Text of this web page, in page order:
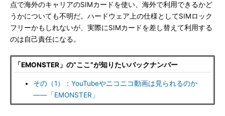
点で海外のキャリアのSIMカードを使い、海外で利用できるかど
うかについても不明だ。ハードウェア上の仕様としてSIMロック
フリーかもしれないが、実際にSIMカードを差し替えて利用する
のは自己責任になる。
「EMONSTER」の“ここ”が知りたいバックナンバー
その（1）：YouTubeやニコニコ動画は見られるのか
――「EMONSTER」